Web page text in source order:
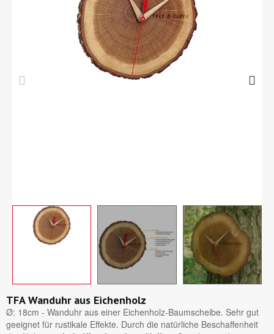
TFA Wanduhr aus Eichenholz
Ø: 18cm - Wanduhr aus einer Eichenholz-Baumscheibe. Sehr gut
geeignet für rustikale Effekte. Durch die natürliche Beschaffenheit